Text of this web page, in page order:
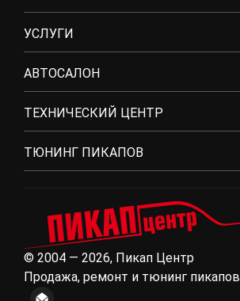
УСЛУГИ
АВТОСАЛОН
ТЕХНИЧЕСКИЙ ЦЕНТР
ТЮНИНГ ПИКАПОВ
© 2004 — 2026, Пикап Центр
Продажа, ремонт и тюнинг пикапов